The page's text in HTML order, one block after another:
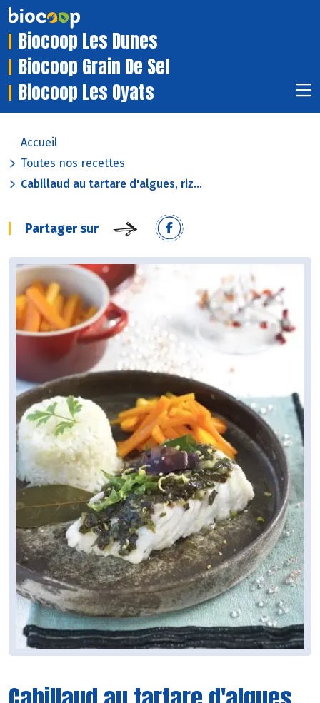
Biocoop Les Dunes
Biocoop Grain De Sel
Biocoop Les Oyats
Accueil
Toutes nos recettes
Cabillaud au tartare d'algues, riz...
Partager sur